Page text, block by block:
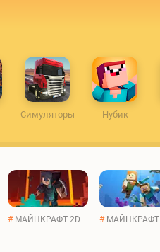
Симуляторы Нубик
#МАЙНКРАФТ 2D #МАЙНКРАФТ